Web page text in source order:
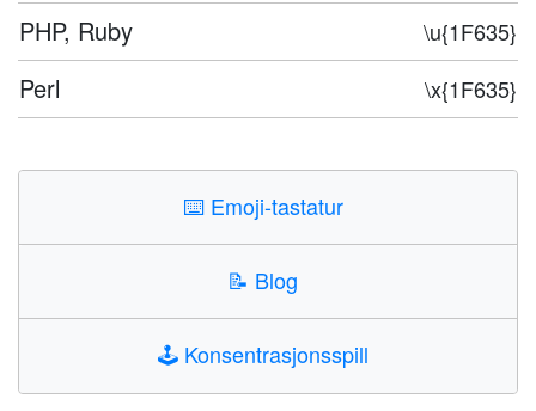
PHP, Ruby \u{1F635}
Perl \x{1F635}
⌨️ Emoji-tastatur
📝 Blog
🕹️ Konsentrasjonsspill